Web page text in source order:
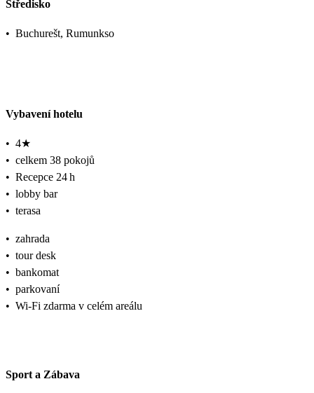
Středisko
• Buchurešt, Rumunkso
Vybavení hotelu
• 4★
• celkem 38 pokojů
• Recepce 24 h
• lobby bar
• terasa
• zahrada
• tour desk
• bankomat
• parkovaní
• Wi‑Fi zdarma v celém areálu
Sport a Zábava